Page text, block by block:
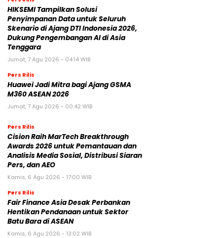
HIKSEMI Tampilkan Solusi
Penyimpanan Data untuk Seluruh
Skenario di Ajang DTI Indonesia 2026,
Dukung Pengembangan AI di Asia
Tenggara
Jumat, 7 Agu 2026 - 04:14 WIB
Pers Rilis
Huawei Jadi Mitra bagi Ajang GSMA
M360 ASEAN 2026
Jumat, 7 Agu 2026 - 00:42 WIB
Pers Rilis
Cision Raih MarTech Breakthrough
Awards 2026 untuk Pemantauan dan
Analisis Media Sosial, Distribusi Siaran
Pers, dan AEO
Kamis, 6 Agu 2026 - 17:00 WIB
Pers Rilis
Fair Finance Asia Desak Perbankan
Hentikan Pendanaan untuk Sektor
Batu Bara di ASEAN
Kamis, 6 Agu 2026 - 13:02 WIB